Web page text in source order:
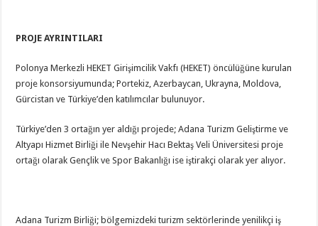
PROJE AYRINTILARI
Polonya Merkezli HEKET Girişimcilik Vakfı (HEKET) öncülüğüne kurulan
proje konsorsiyumunda; Portekiz, Azerbaycan, Ukrayna, Moldova,
Gürcistan ve Türkiye’den katılımcılar bulunuyor.
Türkiye’den 3 ortağın yer aldığı projede; Adana Turizm Geliştirme ve
Altyapı Hizmet Birliği ile Nevşehir Hacı Bektaş Veli Üniversitesi proje
ortağı olarak Gençlik ve Spor Bakanlığı ise iştirakçi olarak yer alıyor.
Adana Turizm Birliği; bölgemizdeki turizm sektörlerinde yenilikçi iş